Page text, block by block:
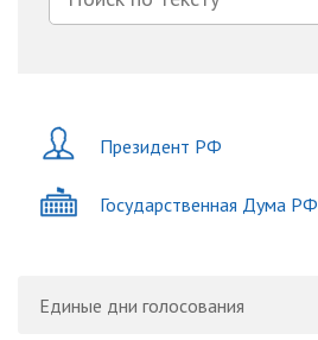
Президент РФ
Государственная Дума РФ
Единые дни голосования